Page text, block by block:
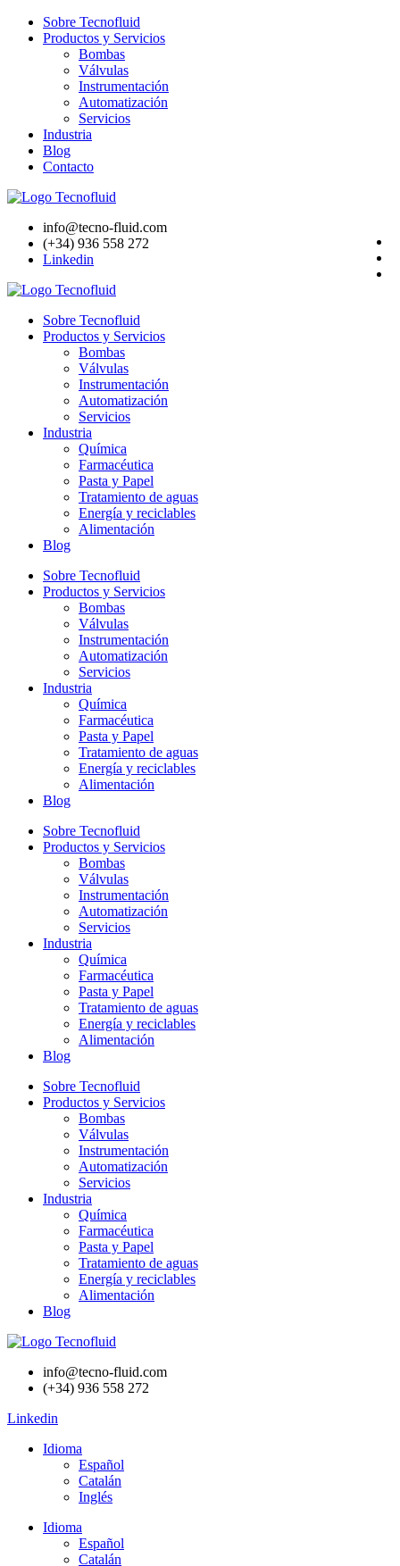
Sobre Tecnofluid
Productos y Servicios
Bombas
Válvulas
Instrumentación
Automatización
Servicios
Industria
Blog
Contacto
info@tecno-fluid.com
(+34) 936 558 272
Linkedin
Sobre Tecnofluid
Productos y Servicios
Bombas
Válvulas
Instrumentación
Automatización
Servicios
Industria
Química
Farmacéutica
Pasta y Papel
Tratamiento de aguas
Energía y reciclables
Alimentación
Blog
Sobre Tecnofluid
Productos y Servicios
Bombas
Válvulas
Instrumentación
Automatización
Servicios
Industria
Química
Farmacéutica
Pasta y Papel
Tratamiento de aguas
Energía y reciclables
Alimentación
Blog
Sobre Tecnofluid
Productos y Servicios
Bombas
Válvulas
Instrumentación
Automatización
Servicios
Industria
Química
Farmacéutica
Pasta y Papel
Tratamiento de aguas
Energía y reciclables
Alimentación
Blog
Sobre Tecnofluid
Productos y Servicios
Bombas
Válvulas
Instrumentación
Automatización
Servicios
Industria
Química
Farmacéutica
Pasta y Papel
Tratamiento de aguas
Energía y reciclables
Alimentación
Blog
info@tecno-fluid.com
(+34) 936 558 272
Linkedin
Idioma
Español
Catalán
Inglés
Idioma
Español
Catalán